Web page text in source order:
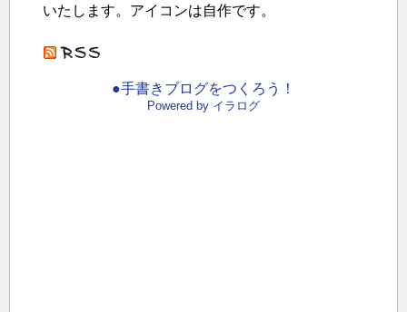
いたします。アイコンは自作です。
●手書きブログをつくろう！
Powered by イラログ